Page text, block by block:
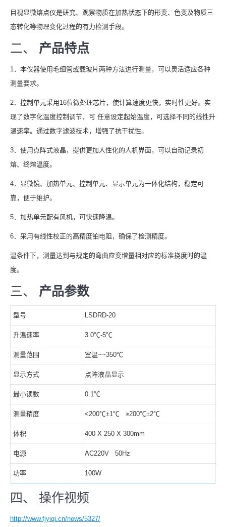
目视显微熔点仪是研究、观察物质在加热状态下的形变、色变及物质三
态转化等物理变化过程的有力检测手段。
二、 产品特点
1．本仪器使用毛细管或载玻片两种方法进行测量，可以灵活适应各种
测量要求。
2．控制单元采用16位微处理芯片，使计算速度更快，实时性更好。实
现了数字化温度控制调节，可 任意设定起始温度，可选择不同的线性升
温速率。通过数字滤波技术，增强了抗干扰性。
3．使用点阵式液晶，提供更加人性化的人机界面，可以自动记录初
熔、终熔温度。
4．显微镜、加热单元、控制单元、显示单元为一体化结构，稳定可
靠，便于维护。
5．加热单元配有风机，可快速降温。
6．采用有线性校正的高精度铂电阻，确保了检测精度。
温条件下，测量达到与规定的弯曲应变增量相对应的标准挠度时的温
度。
三、 产品参数
型号 LSDRD-20
升温速率 3.0℃-5℃
测量范围 室温~~350℃
显示方式 点阵液晶显示
最小读数 0.1℃
测量精度 <200℃±1℃ ≥200℃±2℃
体积 400 X 250 X 300mm
电源 AC220V 50Hz
功率 100W
四、 操作视频
http://www.fjyiqi.cn/news/5327/